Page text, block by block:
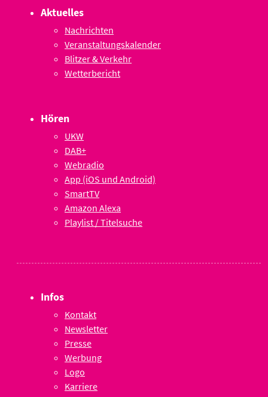
Aktuelles
Nachrichten
Veranstaltungskalender
Blitzer & Verkehr
Wetterbericht
Hören
UKW
DAB+
Webradio
App (iOS und Android)
SmartTV
Amazon Alexa
Playlist / Titelsuche
Infos
Kontakt
Newsletter
Presse
Werbung
Logo
Karriere